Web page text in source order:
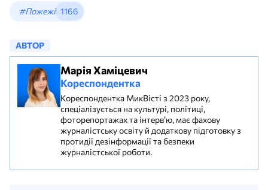
#Пожежі 1166
АВТОР
Марія Хаміцевич
Кореспондентка
Кореспондентка МикВісті з 2023 року,
спеціалізується на культурі, політиці,
фоторепортажах та інтерв’ю, має фахову
журналістську освіту й додаткову підготовку з
протидії дезінформації та безпеки
журналістської роботи.